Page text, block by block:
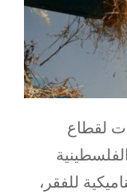
لقطاع
للفقر،